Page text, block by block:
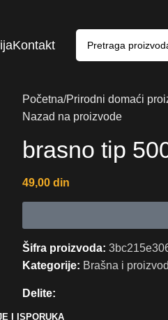
Kontakt
Početna Prirodni domaći
Nazad na proizvode
brasno tip
49,00 din
Šifra proizvoda:
Kategorije: Brašna i
Delite:
I ISPORUKA